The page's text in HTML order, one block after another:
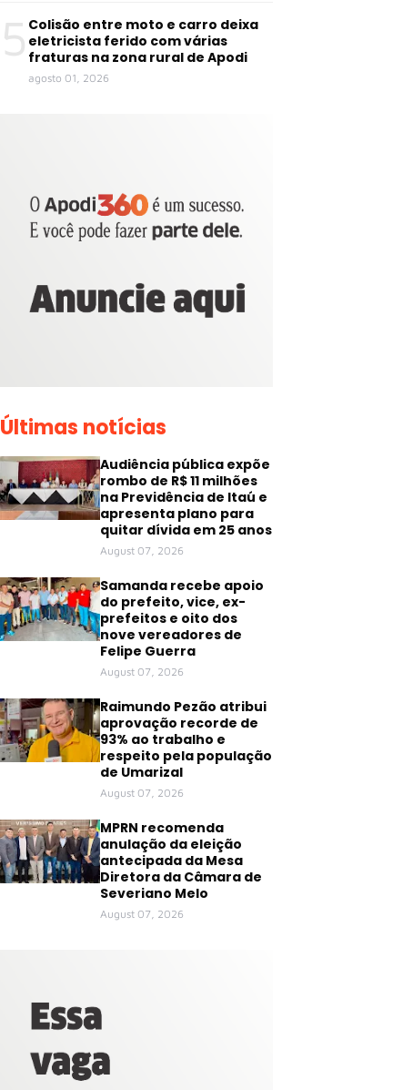
5 Colisão entre moto e carro deixa
eletricista ferido com várias
fraturas na zona rural de Apodi
agosto 01, 2026
Últimas notícias
Audiência pública expõe
rombo de R$ 11 milhões
na Previdência de Itaú e
apresenta plano para
quitar dívida em 25 anos
August 07, 2026
Samanda recebe apoio
do prefeito, vice, ex-
prefeitos e oito dos
nove vereadores de
Felipe Guerra
August 07, 2026
Raimundo Pezão atribui
aprovação recorde de
93% ao trabalho e
respeito pela população
de Umarizal
August 07, 2026
MPRN recomenda
anulação da eleição
antecipada da Mesa
Diretora da Câmara de
Severiano Melo
August 07, 2026